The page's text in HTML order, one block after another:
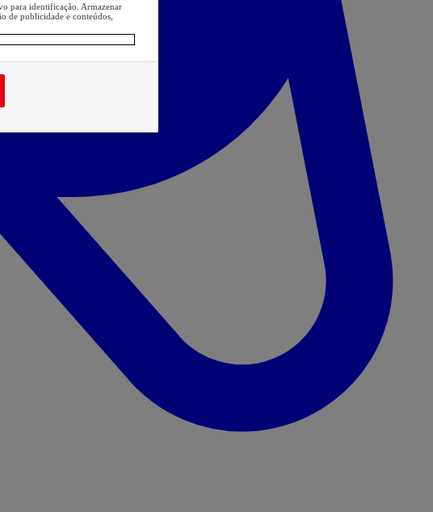
para identificação. Armazenar
de publicidade e conteúdos,